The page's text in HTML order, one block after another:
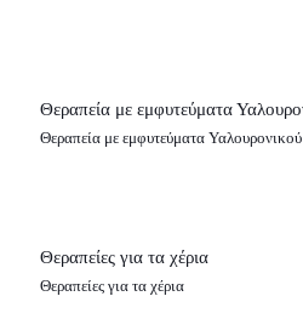
Θεραπεία με εμφυτεύματα
Θεραπεία με εμφυτεύματα
Θεραπείες για τα χέρια
Θεραπείες για τα χέρια